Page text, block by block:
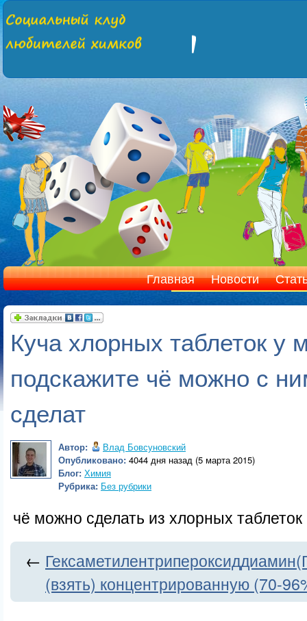
Главная Новости
Куча хлорных таблеток у
подскажите чё можно с
сделат
Автор:
Влад Бовсуновский
Опубликовано: 4044 дня назад (5 марта 2015)
Блог: Химия
Рубрика: Без рубрики
чё можно сделать из хлорных таблеток
←
(взять) концентрированную (70-